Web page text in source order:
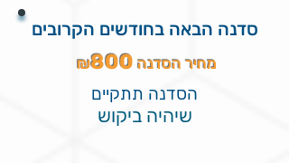
סדנה הבאה בחודשים הקרובים
מחיר הסדנה ₪ 800
הסדנה תתקיים
שיהיה ביקוש